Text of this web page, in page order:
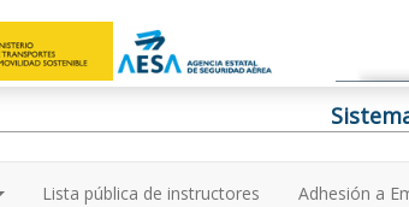
Lista pública de instructores Adhesión a